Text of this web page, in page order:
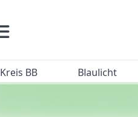
Kreis BB Blaulicht
Machen Sie mit beim